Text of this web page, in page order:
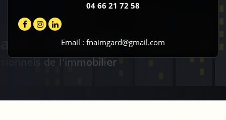
04 66 21 72 58
Email : fnaimgard@gmail.com